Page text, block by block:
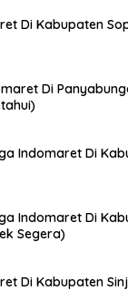
Di Kabupaten
Di
Indomaret Di
Indomaret Di
Segera)
Di Kabupaten